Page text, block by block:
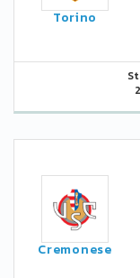
Torino
Cremonese